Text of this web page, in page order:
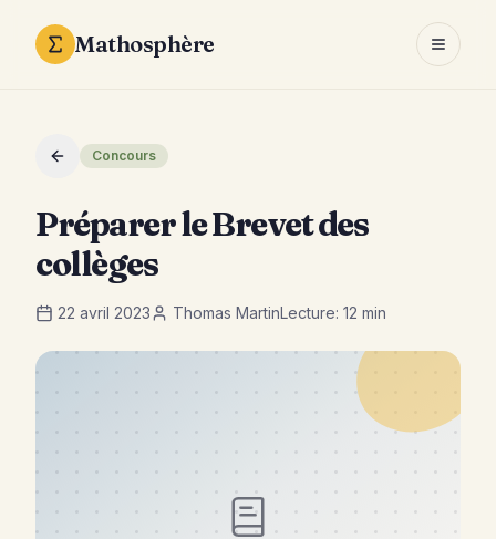
Mathosphère Ouvrir
Concours
Préparer le Brevet des
collèges
22 avril 2023 Thomas MartinLecture: 12 min